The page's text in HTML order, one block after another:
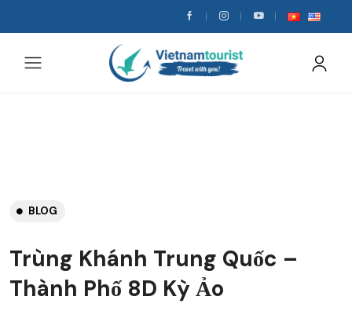
BLOG
Trùng Khánh Trung Quốc –
Thành Phố 8D Kỳ Ảo